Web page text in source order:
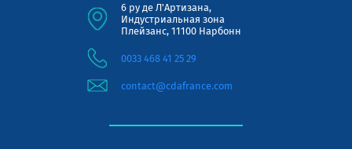
6 ру де Л'Артизана,
Индустриальная зона
Плейзанс, 11100 Нарбонн
0033 468 41 25 29
contact@cdafrance.com